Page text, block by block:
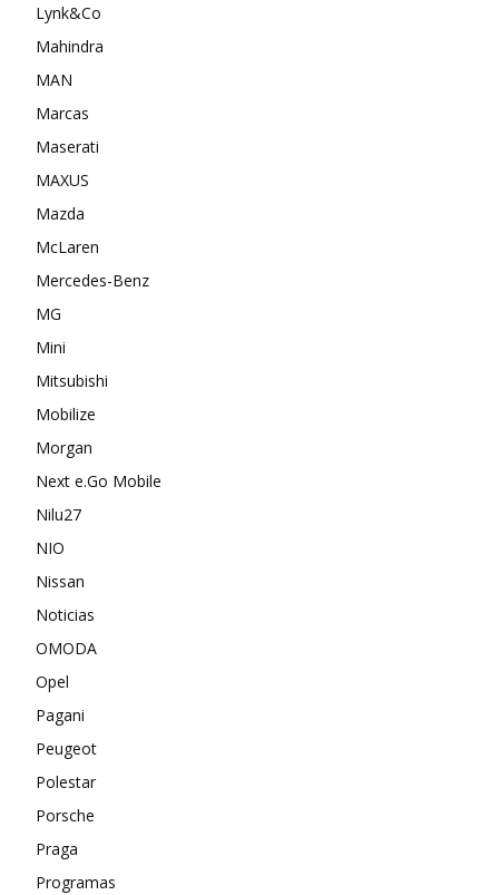
Lynk&Co
Mahindra
MAN
Marcas
Maserati
MAXUS
Mazda
McLaren
Mercedes-Benz
MG
Mini
Mitsubishi
Mobilize
Morgan
Next e.Go Mobile
Nilu27
NIO
Nissan
Noticias
OMODA
Opel
Pagani
Peugeot
Polestar
Porsche
Praga
Programas